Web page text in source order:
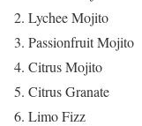
Lychee Mojito
Passionfruit Mojito
Citrus Mojito
Citrus Granate
Limo Fizz ​